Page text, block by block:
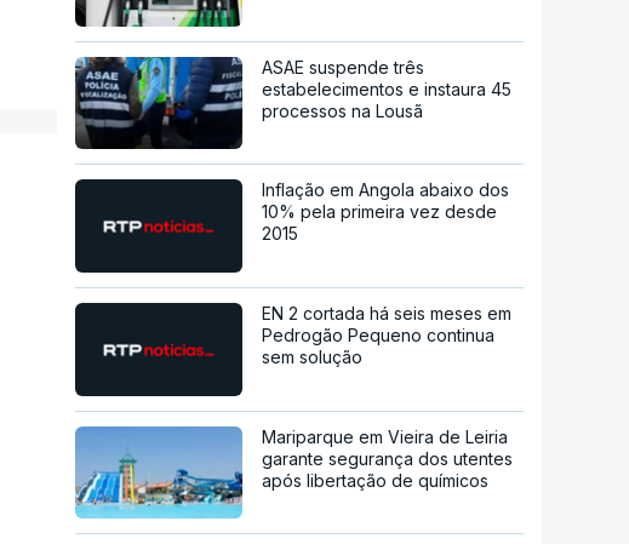
ASAE suspende três
estabelecimentos e instaura 45
processos na Lousã
Inflação em Angola abaixo dos
10% pela primeira vez desde
2015
EN 2 cortada há seis meses em
Pedrogão Pequeno continua
sem solução
Mariparque em Vieira de Leiria
garante segurança dos utentes
após libertação de químicos